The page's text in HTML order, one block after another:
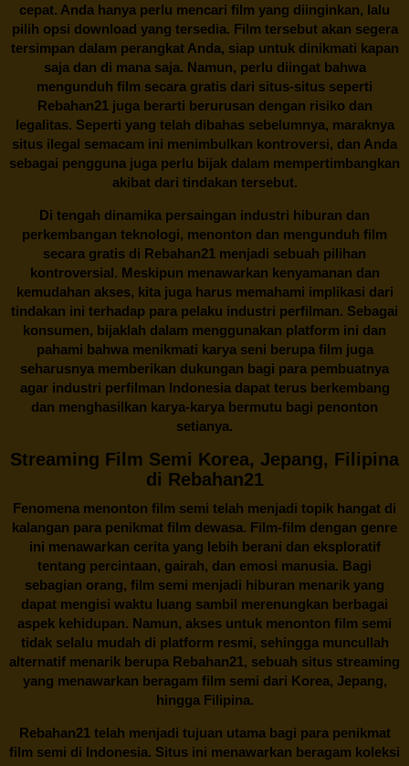
cepat. Anda hanya perlu mencari film yang diinginkan, lalu
pilih opsi download yang tersedia. Film tersebut akan segera
tersimpan dalam perangkat Anda, siap untuk dinikmati kapan
saja dan di mana saja. Namun, perlu diingat bahwa
mengunduh film secara gratis dari situs-situs seperti
Rebahan21 juga berarti berurusan dengan risiko dan
legalitas. Seperti yang telah dibahas sebelumnya, maraknya
situs ilegal semacam ini menimbulkan kontroversi, dan Anda
sebagai pengguna juga perlu bijak dalam mempertimbangkan
akibat dari tindakan tersebut.
Di tengah dinamika persaingan industri hiburan dan
perkembangan teknologi, menonton dan mengunduh film
secara gratis di Rebahan21 menjadi sebuah pilihan
kontroversial. Meskipun menawarkan kenyamanan dan
kemudahan akses, kita juga harus memahami implikasi dari
tindakan ini terhadap para pelaku industri perfilman. Sebagai
konsumen, bijaklah dalam menggunakan platform ini dan
pahami bahwa menikmati karya seni berupa film juga
seharusnya memberikan dukungan bagi para pembuatnya
agar industri perfilman Indonesia dapat terus berkembang
dan menghasilkan karya-karya bermutu bagi penonton
setianya.
Streaming Film Semi Korea, Jepang, Filipina
di Rebahan21
Fenomena menonton film semi telah menjadi topik hangat di
kalangan para penikmat film dewasa. Film-film dengan genre
ini menawarkan cerita yang lebih berani dan eksploratif
tentang percintaan, gairah, dan emosi manusia. Bagi
sebagian orang, film semi menjadi hiburan menarik yang
dapat mengisi waktu luang sambil merenungkan berbagai
aspek kehidupan. Namun, akses untuk menonton film semi
tidak selalu mudah di platform resmi, sehingga muncullah
alternatif menarik berupa Rebahan21, sebuah situs streaming
yang menawarkan beragam film semi dari Korea, Jepang,
hingga Filipina.
Rebahan21telah menjadi tujuan utama bagi para penikmat
film semi di Indonesia. Situs ini menawarkan beragam koleksi